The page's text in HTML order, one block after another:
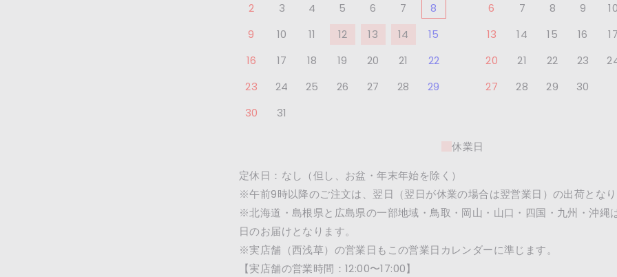
2
3 4 5 6 7
8
9
10 11 12 13 14
15
16
17 18 19 20 21
22
23
24 25 26 27 28
29
30
31
6
7 8 9
13
14 15 16
20
21 22 23
27
28 29 30
休業日
定休日：なし（但し、お盆・年末年始を除く）
※午前9時以降のご注文は、翌日（翌日が休業の場合は翌営業日）の出荷とな
※北海道・島根県と広島県の一部地域・鳥取・岡山・山口・四国・九州・沖縄
日のお届けとなります。
※実店舗（西浅草）の営業日もこの営業日カレンダーに準じます。
【実店舗の営業時間：12:00〜17:00】